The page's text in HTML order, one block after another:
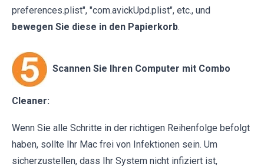
preferences.plist", "com.avickUpd.plist", etc., und
bewegen Sie diese in den Papierkorb.
Scannen Sie Ihren Computer mit Combo
Cleaner:
Wenn Sie alle Schritte in der richtigen Reihenfolge befolgt
haben, sollte Ihr Mac frei von Infektionen sein. Um
sicherzustellen, dass Ihr System nicht infiziert ist,